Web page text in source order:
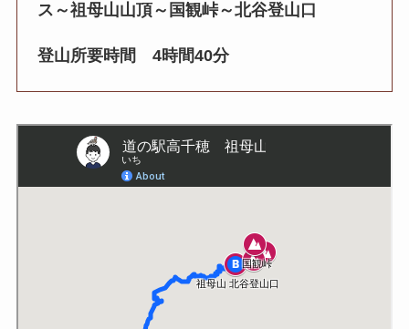
ス～祖母山山頂～国観峠～北谷登山口
登山所要時間 4時間40分